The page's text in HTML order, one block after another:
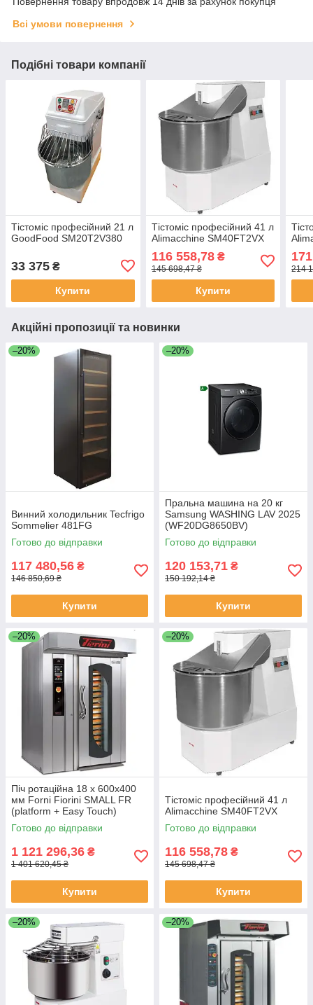
Всі умови повернення
Подібні товари компанії
Тістоміс професійний 21 л
GoodFood SM20T2V380
33 375 ₴
Купити
Тістоміс професійний 41 л
Alimacchine SM40FT2VX
116 558,78₴
145 698,47 ₴
Купити
214
Акційні пропозиції та новинки
–20%
Винний холодильник Tecfrigo
Sommelier 481FG
Готово до відправки
117 480,56 ₴
146 850,69 ₴
Купити
–20%
Пральна машина на 20 кг
Samsung WASHING LAV 2025
(WF20DG8650BV)
Готово до відправки
120 153,71 ₴
150 192,14 ₴
Купити
–20%
Піч ротаційна 18 х 600х400
мм Forni Fiorini SMALL FR
(platform + Easy Touch)
Готово до відправки
1 121 296,36 ₴
1 401 620,45 ₴
Купити
–20%
Тістоміс професійний 41 л
Alimacchine SM40FT2VX
Готово до відправки
116 558,78 ₴
145 698,47 ₴
Купити
–20% –20%